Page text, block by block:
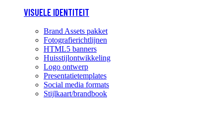
VISUELE IDENTITEIT
Brand Assets pakket
Fotografierichtlijnen
HTML5 banners
Huisstijlontwikkeling
Logo ontwerp
Presentatietemplates
Social media formats
Stijlkaart/brandbook